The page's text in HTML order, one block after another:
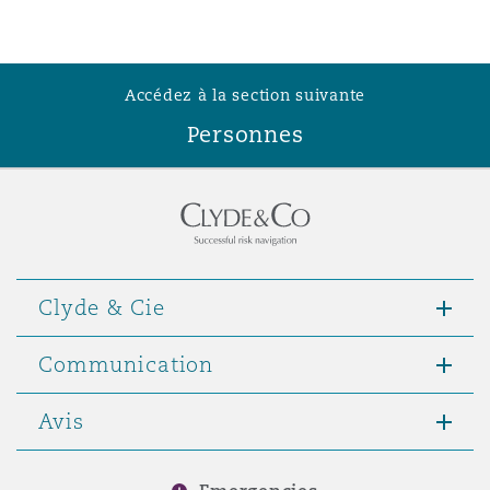
Francisco
(D. C.)
Accédez à la section suivante
Personnes
Clyde & Cie
Communication
Avis